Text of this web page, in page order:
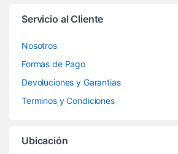
Servicio al Cliente
Nosotros
Formas de Pago
Devoluciones y Garantias
Terminos y Condiciones
Ubicación